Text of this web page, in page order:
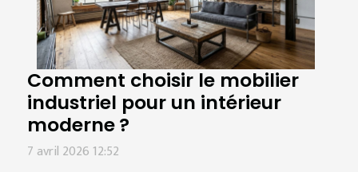
Comment choisir le mobilier
industriel pour un intérieur
moderne ?
7 avril 2026 12:52